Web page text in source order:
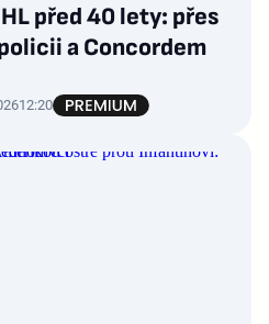
před 40 lety: přes
a Concordem
12:20